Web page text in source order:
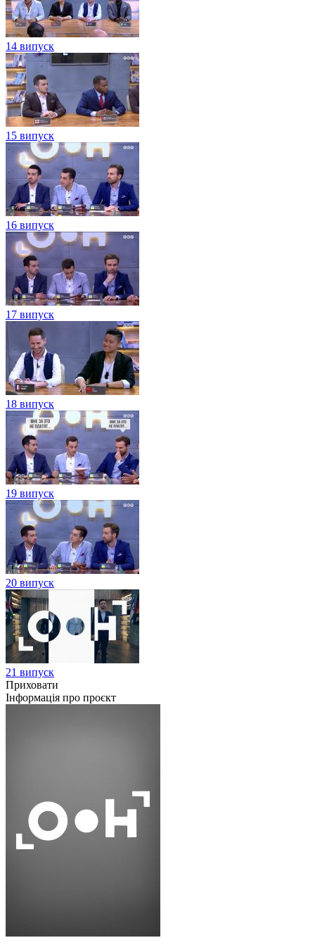
14 випуск
15 випуск
16 випуск
17 випуск
18 випуск
19 випуск
20 випуск
21 випуск
Приховати
Інформація про проєкт